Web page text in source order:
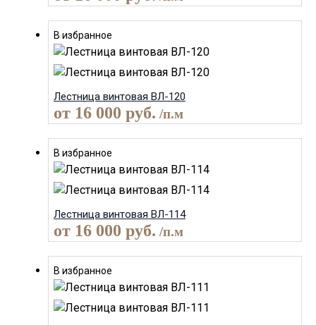
В избранное
Лестница винтовая ВЛ-120
от 16 000 руб. /п.м
В избранное
Лестница винтовая ВЛ-114
от 16 000 руб. /п.м
В избранное